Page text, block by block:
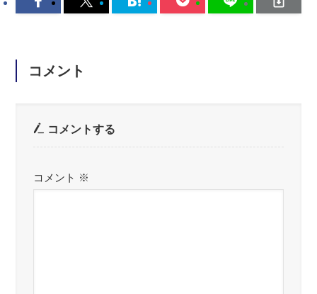
コメント
コメントする
コメント ※